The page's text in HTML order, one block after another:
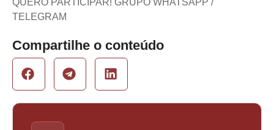
TELEGRAM
Compartilhe o conteúdo